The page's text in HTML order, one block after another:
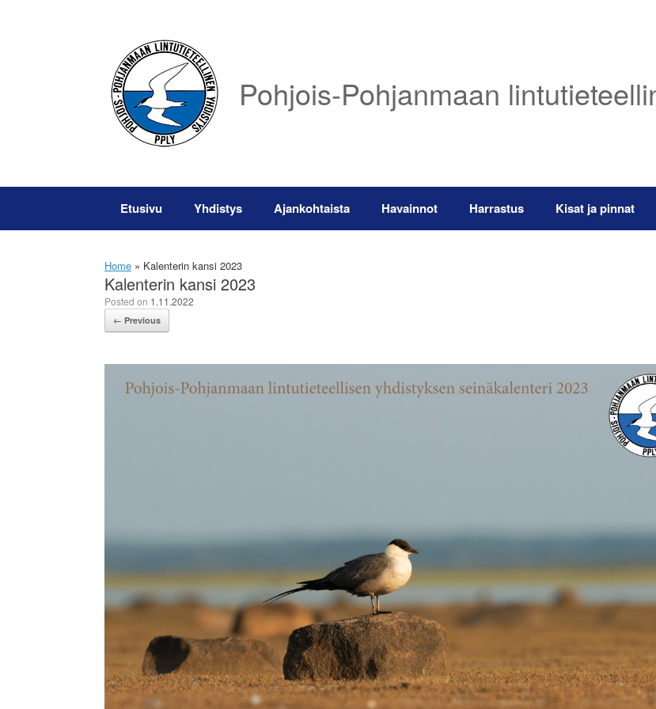
Pohjois-Pohjanmaan
Etusivu Yhdistys Ajankohtaista Havainnot Harrastus Kisat ja pinnat
Home » Kalenterin kansi 2023
Kalenterin kansi 2023
Posted on 1.11.2022
← Previous